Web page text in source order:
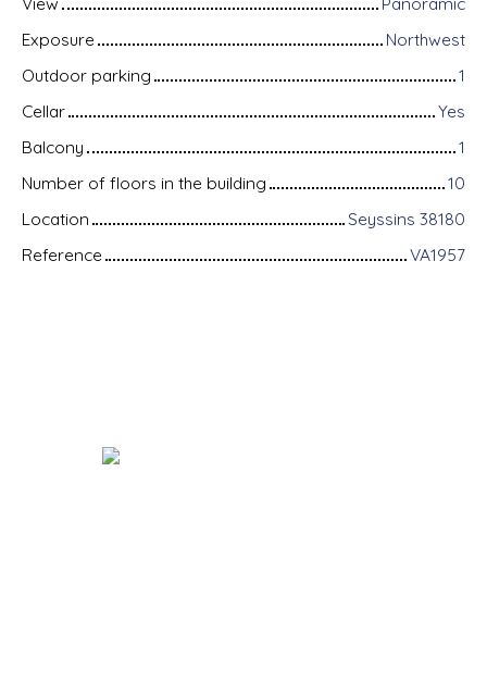
Exposure
Northwest
Outdoor parking
1
Cellar
Yes
Balcony
1
Number of floors in the building
10
Location
Seyssins 38180
Reference
VA1957